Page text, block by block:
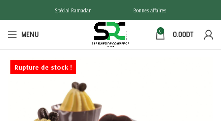
Spécial Ramadan Bonnes affaires
MENU 0 0.00DT
Rupture de stock !